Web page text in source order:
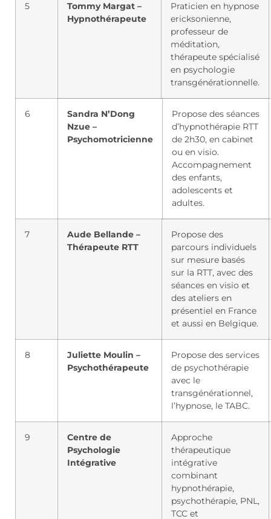
5
Tommy Margat –
Hypnothérapeute
Praticien en hypnose
ericksonienne,
professeur de
méditation,
thérapeute spécialisé
en psychologie
transgénérationnelle.
6
Sandra N’Dong
Nzue –
Psychomotricienne
Propose des séances
d’hypnothérapie RTT
de 2h30, en cabinet
ou en visio.
Accompagnement
des enfants,
adolescents et
adultes.
7
Aude Bellande –
Thérapeute RTT
Propose des
parcours individuels
sur mesure basés
sur la RTT, avec des
séances en visio et
des ateliers en
présentiel en France
et aussi en Belgique.
8
Juliette Moulin –
Psychothérapeute
Propose des services
de psychothérapie
avec le
transgénérationnel,
l’hypnose, le TABC.
9
Centre de
Psychologie
Intégrative
Approche
thérapeutique
intégrative
combinant
hypnothérapie,
psychothérapie, PNL,
TCC et